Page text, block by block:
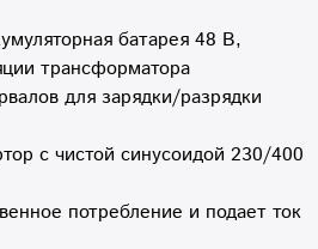
батарея 48 В,
трансформатора
для зарядки/разрядки
с чистой синусоидой 230/400
потребление и подает ток